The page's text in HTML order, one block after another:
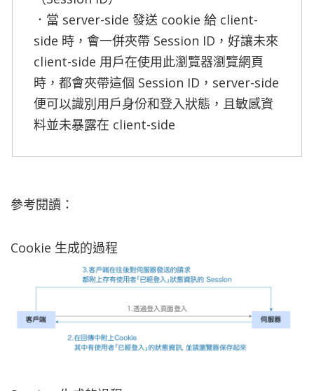
．當 server-side 發送 cookie 給 client-
side 時，會一併夾帶 Session ID，好讓未來
client-side 用戶在使用此瀏覽器瀏覽網頁
時，都會夾帶這個 Session ID，server-side
便可以識別用戶身份和登入狀態，且敏感資
料並未暴露在 client-side
參考閱讀：
Cookie 生成的過程